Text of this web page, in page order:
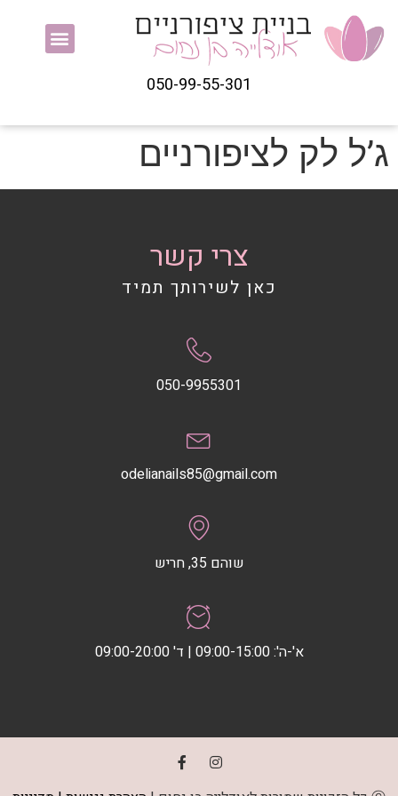
050-99-55-301
ג’ל לק לציפורניים
צרי קשר
כאן לשירותך תמיד
050-9955301
odelianails85@gmail.com
שוהם 35, חריש
א'-ה': 09:00-15:00 | ד' 09:00-20:00